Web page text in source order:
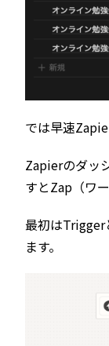
では早速
Zapierのダッ
すとZap（ワ
最初はTrigger
ます。